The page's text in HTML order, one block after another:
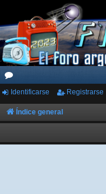
or
os
Identificarse Registrarse
Índice general